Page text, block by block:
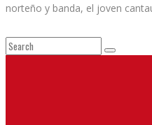
norteño y banda, el joven